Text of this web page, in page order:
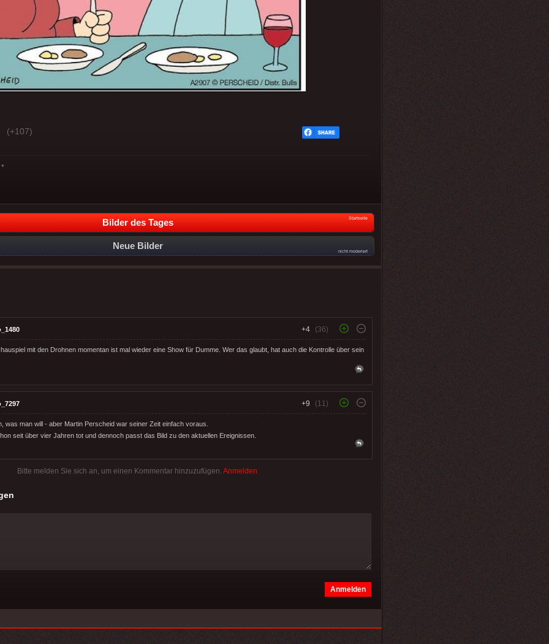
(+107)
Bilder des Tages Startseite
Neue Bilder
nicht moderiert
+4 (36)
mit den Drohnen momentan ist mal wieder eine Show für Dumme. Wer das glaubt, hat auch die Kontrolle über sein
+9 (11)
was man will - aber Martin Perscheid war seiner Zeit einfach voraus.
seit über vier Jahren tot und dennoch passt das Bild zu den aktuellen Ereignissen.
Bitte melden Sie sich an, um einen Kommentar hinzuzufügen. Anmelden